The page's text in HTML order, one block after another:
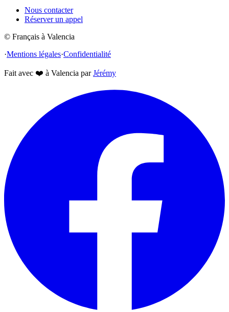
Nous contacter
Réserver un appel
© Français à Valencia
·Mentions légales·Confidentialité
Fait avec ❤️ à Valencia par Jérémy